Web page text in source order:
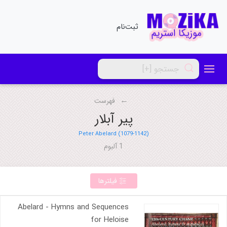
ثبت‌نام
فهرست
پیر آبلار
Peter Abelard (1079-1142)
فیلترها
Abelard - Hymns and Sequences
for Heloise